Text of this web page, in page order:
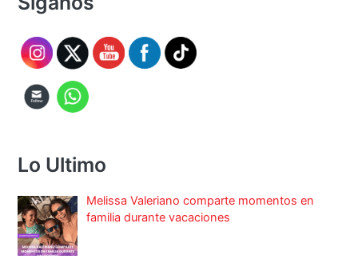
Lo Ultimo
Melissa Valeriano comparte momentos en
familia durante vacaciones